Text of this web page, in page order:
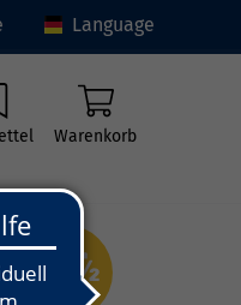
Language
Warenkorb